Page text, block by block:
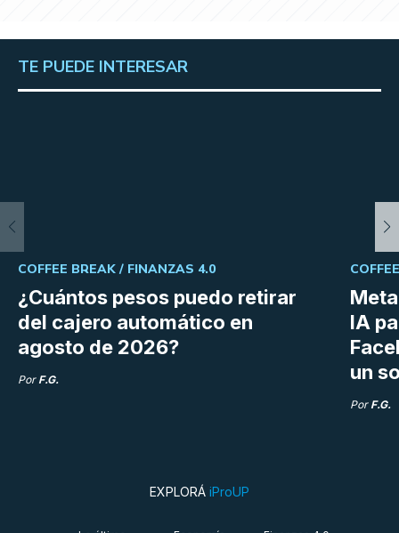
TE PUEDE INTERESAR
¿Cuántos pesos puedo retirar
del cajero automático en
agosto de 2026?
COFFEE BREAK / FINANZAS 4.0
Por F.G.
IA
un
Por F.G.
EXPLORÁ iProUP